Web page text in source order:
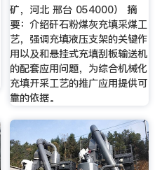
矿，河北 邢台 054000） 摘
要：介绍矸石粉煤灰充填采煤工
艺，强调充填液压支架的关键作
用以及和悬挂式充填刮板输送机
的配套应用问题，为综合机械化
充填开采工艺的推广应用提供可
靠的依据。